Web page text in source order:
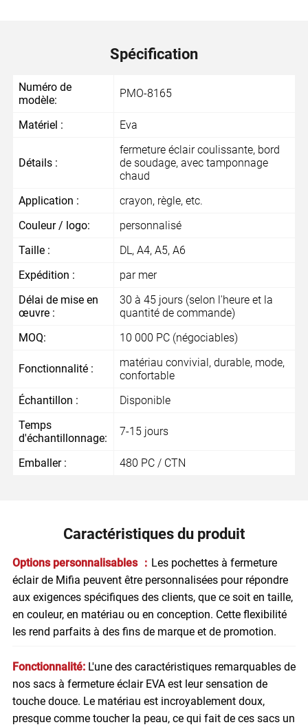
Spécification
Numéro de
modèle:
PMO-8165
Matériel : Eva
Détails :
fermeture éclair coulissante, bord
de soudage, avec tamponnage
chaud
Application :
crayon, règle, etc.
Couleur / logo:
personnalisé
Taille :
DL, A4, A5, A6
Expédition :
par mer
Délai de mise en
œuvre :
30 à 45 jours (selon l'heure et la
quantité de commande)
MOQ:
10 000 PC (négociables)
Fonctionnalité :
matériau convivial, durable, mode,
confortable
Échantillon :
Disponible
Temps
d'échantillonnage:
7-15 jours
Emballer : 480 PC / CTN
Caractéristiques du produit
Options personnalisables ： Les pochettes à fermeture
éclair de Mifia peuvent être personnalisées pour répondre
aux exigences spécifiques des clients, que ce soit en taille,
en couleur, en matériau ou en conception. Cette flexibilité
les rend parfaits à des fins de marque et de promotion.
Fonctionnalité: L'une des caractéristiques remarquables de
nos sacs à fermeture éclair EVA est leur sensation de
touche douce. Le matériau est incroyablement doux,
presque comme toucher la peau, ce qui fait de ces sacs un